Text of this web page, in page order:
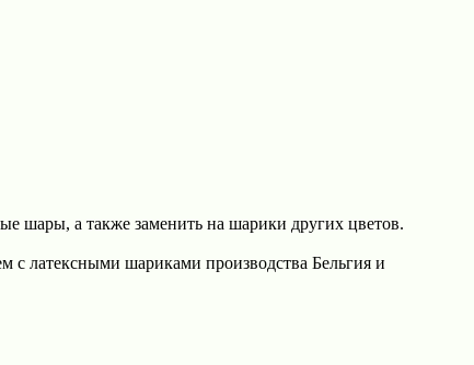
шары, а также заменить на шарики других цветов.
латексными шариками производства Бельгия и